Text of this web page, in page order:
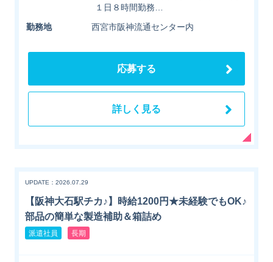
１日８時間勤務…
勤務地
西宮市阪神流通センター内
応募する
詳しく見る
UPDATE：2026.07.29
【阪神大石駅チカ♪】時給1200円★未経験でもOK♪
部品の簡単な製造補助＆箱詰め
派遣社員 長期